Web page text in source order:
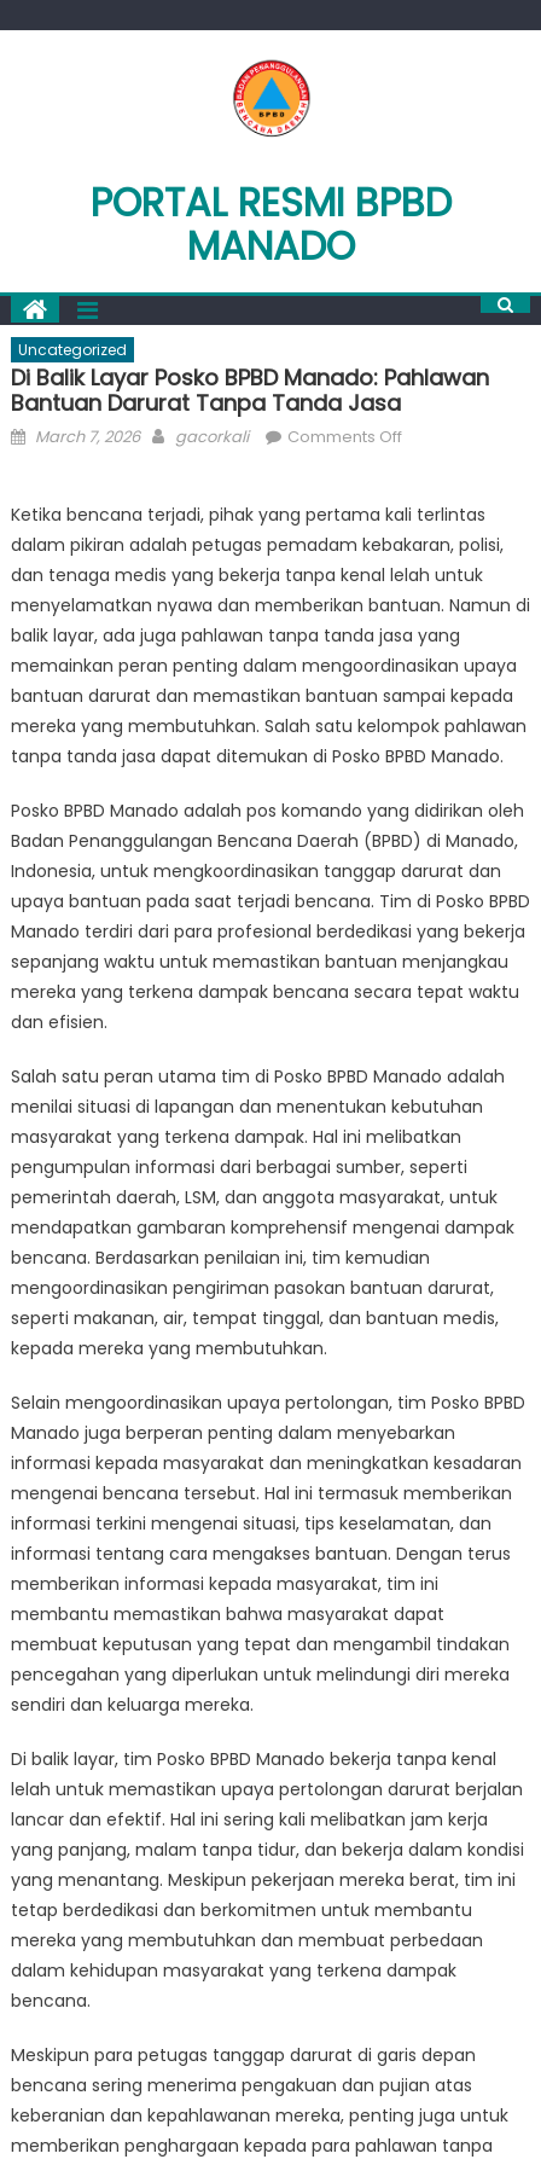
PORTAL RESMI BPBD
MANADO
Uncategorized
Di Balik Layar Posko BPBD Manado: Pahlawan
Bantuan Darurat Tanpa Tanda Jasa
Posted
March 7, 2026 Author
gacorkali Comments Offon
Layar
Posko
BPBD
Manado:
Pahlawan
Bantuan
Darurat
Tanpa
Tanda
Jasa
Ketika bencana terjadi, pihak yang pertama kali terlintas
dalam pikiran adalah petugas pemadam kebakaran, polisi,
dan tenaga medis yang bekerja tanpa kenal lelah untuk
menyelamatkan nyawa dan memberikan bantuan. Namun di
balik layar, ada juga pahlawan tanpa tanda jasa yang
memainkan peran penting dalam mengoordinasikan upaya
bantuan darurat dan memastikan bantuan sampai kepada
mereka yang membutuhkan. Salah satu kelompok pahlawan
tanpa tanda jasa dapat ditemukan di Posko BPBD Manado.
Posko BPBD Manado adalah pos komando yang didirikan oleh
Badan Penanggulangan Bencana Daerah (BPBD) di Manado,
Indonesia, untuk mengkoordinasikan tanggap darurat dan
upaya bantuan pada saat terjadi bencana. Tim di Posko BPBD
Manado terdiri dari para profesional berdedikasi yang bekerja
sepanjang waktu untuk memastikan bantuan menjangkau
mereka yang terkena dampak bencana secara tepat waktu
dan efisien.
Salah satu peran utama tim di Posko BPBD Manado adalah
menilai situasi di lapangan dan menentukan kebutuhan
masyarakat yang terkena dampak. Hal ini melibatkan
pengumpulan informasi dari berbagai sumber, seperti
pemerintah daerah, LSM, dan anggota masyarakat, untuk
mendapatkan gambaran komprehensif mengenai dampak
bencana. Berdasarkan penilaian ini, tim kemudian
mengoordinasikan pengiriman pasokan bantuan darurat,
seperti makanan, air, tempat tinggal, dan bantuan medis,
kepada mereka yang membutuhkan.
Selain mengoordinasikan upaya pertolongan, tim Posko BPBD
Manado juga berperan penting dalam menyebarkan
informasi kepada masyarakat dan meningkatkan kesadaran
mengenai bencana tersebut. Hal ini termasuk memberikan
informasi terkini mengenai situasi, tips keselamatan, dan
informasi tentang cara mengakses bantuan. Dengan terus
memberikan informasi kepada masyarakat, tim ini
membantu memastikan bahwa masyarakat dapat
membuat keputusan yang tepat dan mengambil tindakan
pencegahan yang diperlukan untuk melindungi diri mereka
sendiri dan keluarga mereka.
Di balik layar, tim Posko BPBD Manado bekerja tanpa kenal
lelah untuk memastikan upaya pertolongan darurat berjalan
lancar dan efektif. Hal ini sering kali melibatkan jam kerja
yang panjang, malam tanpa tidur, dan bekerja dalam kondisi
yang menantang. Meskipun pekerjaan mereka berat, tim ini
tetap berdedikasi dan berkomitmen untuk membantu
mereka yang membutuhkan dan membuat perbedaan
dalam kehidupan masyarakat yang terkena dampak
bencana.
Meskipun para petugas tanggap darurat di garis depan
bencana sering menerima pengakuan dan pujian atas
keberanian dan kepahlawanan mereka, penting juga untuk
memberikan penghargaan kepada para pahlawan tanpa